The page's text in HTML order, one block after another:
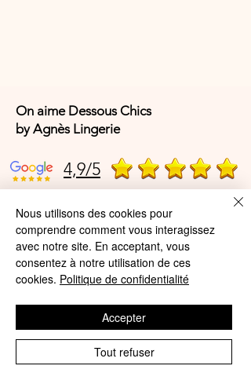
On aime Dessous Chics
by Agnès Lingerie
4,9/5
4,9/5
Offres et Services
A propos de nous
Protection des données
Mentions légales
Nous utilisons des cookies pour
comprendre comment vous interagissez
avec notre site. En acceptant, vous
consentez à notre utilisation de ces
cookies. Politique de confidentialité
Tout refuser
Accepter